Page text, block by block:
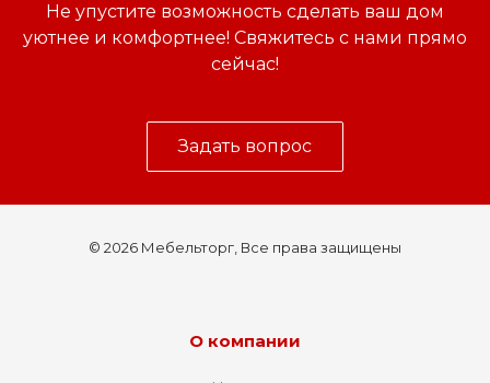
Не упустите возможность сделать ваш дом
уютнее и комфортнее! Свяжитесь с нами прямо
сейчас!
Задать вопрос
© 2026 Мебельторг, Все права защищены
О компании